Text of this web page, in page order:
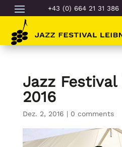
+43 (0) 664 21 31 386
Jazz
2016
Dez. 2, 2016 | 0 comments